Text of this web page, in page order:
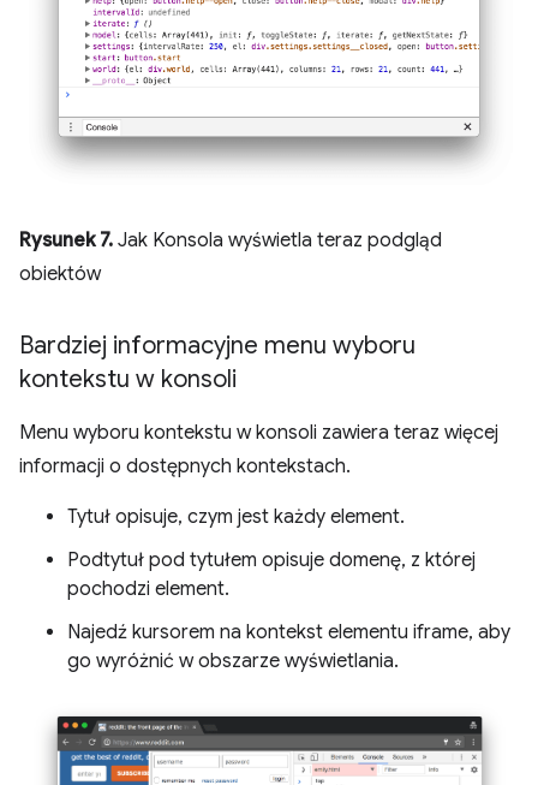
Rysunek 7. Jak Konsola wyświetla teraz podgląd
obiektów
Bardziej informacyjne menu wyboru
kontekstu w konsoli
Menu wyboru kontekstu w konsoli zawiera teraz więcej
informacji o dostępnych kontekstach.
Tytuł opisuje, czym jest każdy element.
Podtytuł pod tytułem opisuje domenę, z której
pochodzi element.
Najedź kursorem na kontekst elementu iframe, aby
go wyróżnić w obszarze wyświetlania.